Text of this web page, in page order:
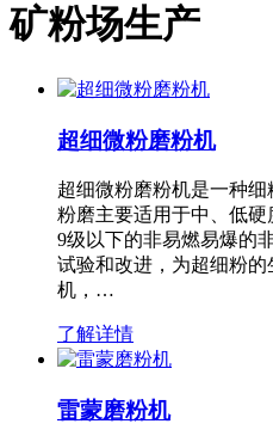
矿粉场生产
超细微粉磨粉机
超细微粉磨粉机是一种
粉磨主要适用于中、低
9级以下的非易燃易爆的
试验和改进，为超细粉
机，…
了解详情
雷蒙磨粉机